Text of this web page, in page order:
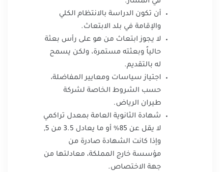
أن تكون الدراسة بالانتظام الكلي
والإقامة في بلد الابتعاث.
لا يجوز ابتعاث من هو على رأس بعثة
حالياً وبعثته مستمرة، ولكن يسمح
له بالتقديم.
اجتياز سياسات ومعايير المفاضلة،
حسب الشروط الخاصة لشركة
طيران الرياض.
شهادة الثانوية العامة بمعدل تراكمي
لا يقل عن 85% أو ما يعادل 3.5 من 5,
وإذا كانت الشهادة صادرة من
مؤسسة خارج المملكة، معادلتها من
جهة الاختصاص.